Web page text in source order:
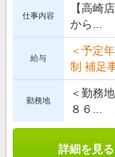
仕事内容
【高崎
から...
給与
＜予定
制 補足
勤務地
＜勤務
８６...
詳細を見る